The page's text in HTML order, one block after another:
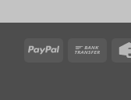
PayPal
Bank